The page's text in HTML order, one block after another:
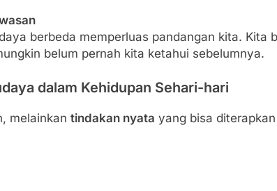
berbeda memperluas pandangan kita. Kita
belum pernah kita ketahui sebelumnya.
dalam Kehidupan Sehari-hari
melainkan tindakan nyata yang bisa